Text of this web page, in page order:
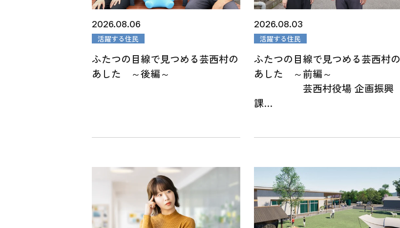
2026.08.06
活躍する住民
ふたつの目線で見つめる芸西村の
あした ～後編～
2026.08.03
活躍する住民
ふたつの目線で見つめる芸西村の
あした ～前編～
芸西村役場 企画振興
課…